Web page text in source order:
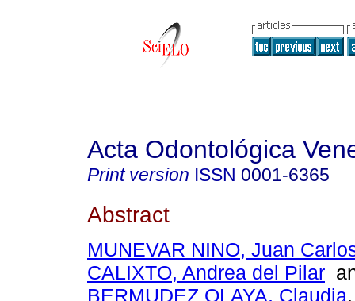
Acta Odontológica
Print version ISSN 0001-6365
Abstract
MUNEVAR NINO, Juan
CALIXTO, Andrea del Pilar
BERMUDEZ OLAYA, Claudia.